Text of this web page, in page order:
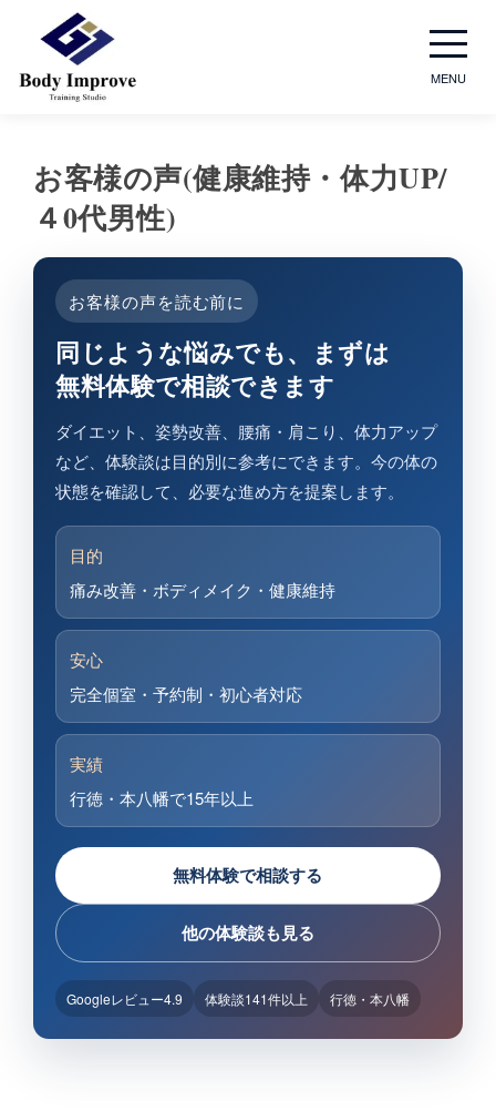
MENU
お客様の​声(健康維持・体力UP/
４0​代男性)
お客様の声を読む前に
同じような​悩みでも、​まずは​
無料体験で​相談できます
ダイエット、姿勢改善、腰痛・肩こり、体力アップ
など、体験談は目的別に参考にできます。今の体の
状態を確認して、必要な進め方を提案します。
目的
痛み改善・ボディメイク・健康維持
安心
完全個室・予約制・初心者対応
実績
行徳・本八幡で15年以上
無料体験で相談する
他の体験談も見る
Googleレビュー4.9 体験談141件以上 行徳・本八幡